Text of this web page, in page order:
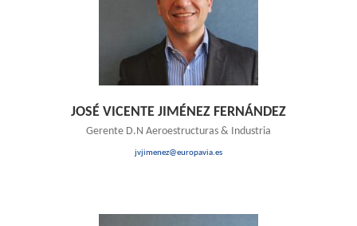
JOSÉ VICENTE JIMÉNEZ FERNÁNDEZ
Gerente D.N Aeroestructuras & Industria
jvjimenez@europavia.es